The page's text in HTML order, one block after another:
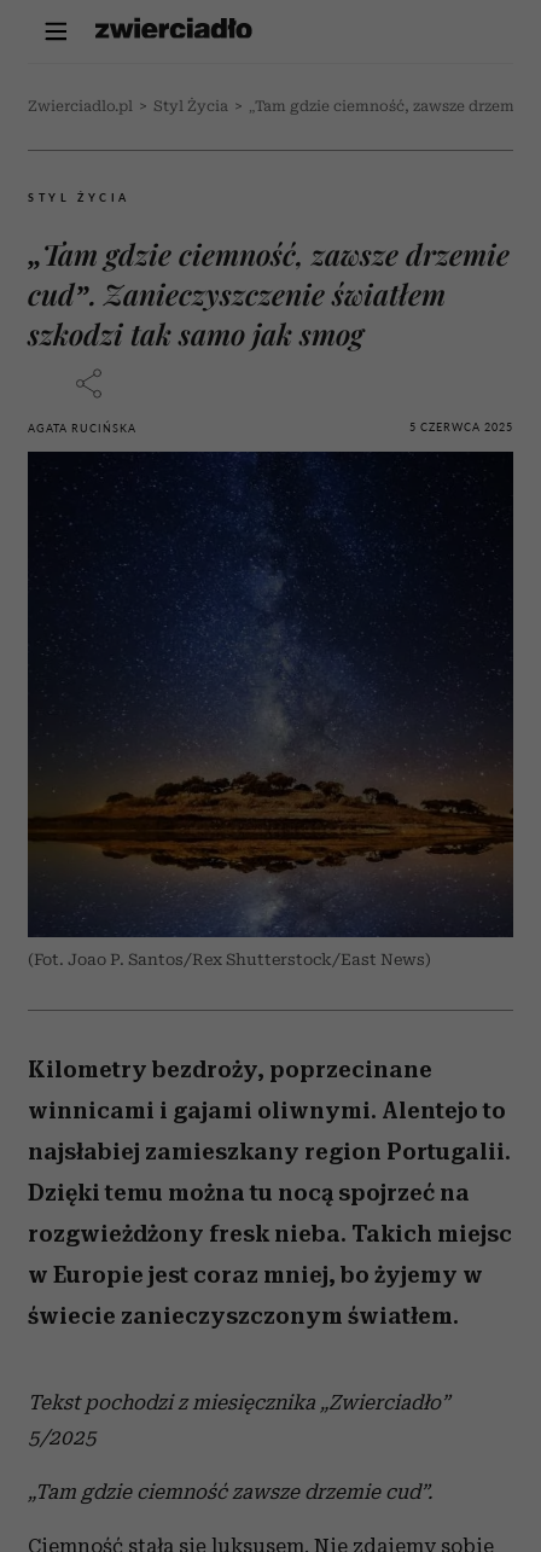
Zwierciadlo.pl > Styl Życia > „Tam gdzie ciemność, zawsze drzemie
STYL ŻYCIA
„Tam gdzie ciemność, zawsze drzemie
cud”. Zanieczyszczenie światłem
szkodzi tak samo jak smog
AGATA RUCIŃSKA 5 CZERWCA 2025
(Fot. Joao P. Santos/Rex Shutterstock/East News)
Kilometry bezdroży, poprzecinane
winnicami i gajami oliwnymi. Alentejo to
najsłabiej zamieszkany region Portugalii.
Dzięki temu można tu nocą spojrzeć na
rozgwieżdżony fresk nieba. Takich miejsc
w Europie jest coraz mniej, bo żyjemy w
świecie zanieczyszczonym światłem.
Tekst pochodzi z miesięcznika „Zwierciadło”
5/2025
„Tam gdzie ciemność zawsze drzemie cud”.
Ciemność stała się luksusem. Nie zdajemy sobie